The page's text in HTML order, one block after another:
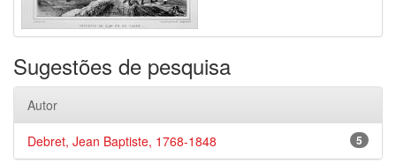
Sugestões de pesquisa
Autor
5
Debret, Jean Baptiste, 1768-1848